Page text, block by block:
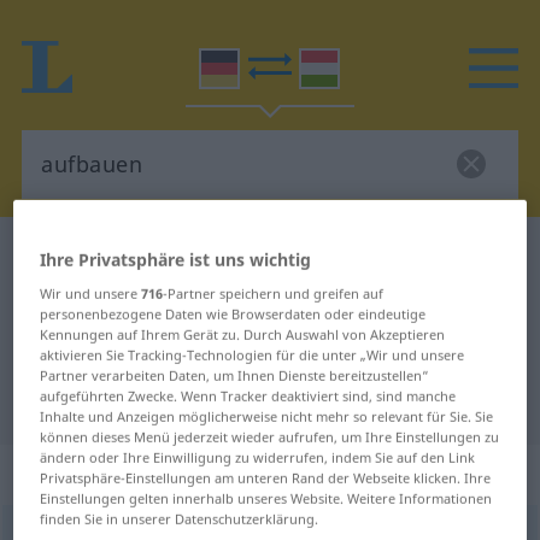
Deutsch-Ungarisch Wörterbuch
Deutsch-Ungarisch Übersetzung
für "aufbauen"
"aufbauen" Ungarisch Übersetzung
„aufbauen“
Ihre Privatsphäre ist uns wichtig
Wir und unsere716-Partner speichern und greifen auf
personenbezogene Daten wie Browserdaten oder eindeutige
Kennungen auf Ihrem Gerät zu. Durch Auswahl von Akzeptieren
aktivieren Sie Tracking-Technologien für die unter „Wir und unsere
Partner verarbeiten Daten, um Ihnen Dienste bereitzustellen“
aufgeführten Zwecke. Wenn Tracker deaktiviert sind, sind manche
Inhalte und Anzeigen möglicherweise nicht mehr so relevant für Sie. Sie
können dieses Menü jederzeit wieder aufrufen, um Ihre Einstellungen zu
ändern oder Ihre Einwilligung zu widerrufen, indem Sie auf den Link
Privatsphäre-Einstellungen am unteren Rand der Webseite klicken. Ihre
Einstellungen gelten innerhalb unseres Website. Weitere Informationen
finden Sie in unserer Datenschutzerklärung.